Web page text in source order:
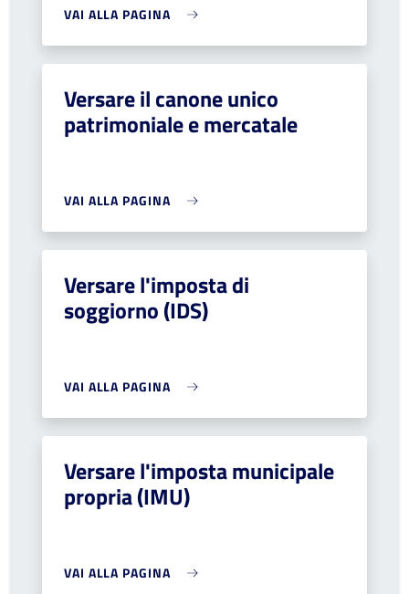
VAI ALLA PAGINA
Versare il canone unico
patrimoniale e mercatale
VAI ALLA PAGINA
Versare l'imposta di
soggiorno (IDS)
VAI ALLA PAGINA
Versare l'imposta municipale
propria (IMU)
VAI ALLA PAGINA